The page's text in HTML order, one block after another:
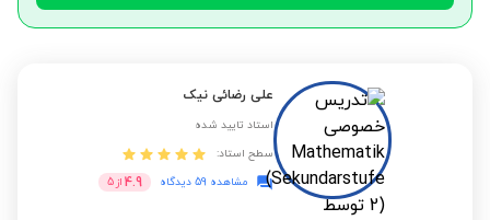
علی رضائی نیک
استاد تایید شده
سطح استاد:
مشاهده 59 دیدگاه
4.9 از 5